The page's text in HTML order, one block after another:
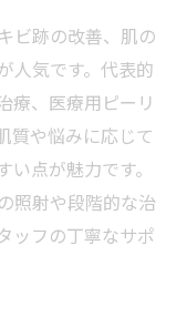
ビ跡の改善、肌の
人気です。代表的
療、医療用ピーリ
質や悩みに応じて
点が魅力です。
照射や段階的な治
ッフの丁寧なサポ